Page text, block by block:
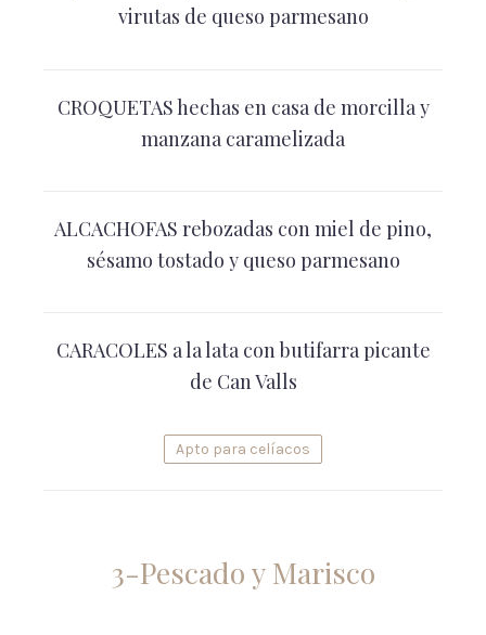
virutas de queso parmesano
CROQUETAS hechas en casa de morcilla y
manzana caramelizada
ALCACHOFAS rebozadas con miel de pino,
sésamo tostado y queso parmesano
CARACOLES a la lata con butifarra picante
de Can Valls
Apto para celíacos
3-Pescado y Marisco